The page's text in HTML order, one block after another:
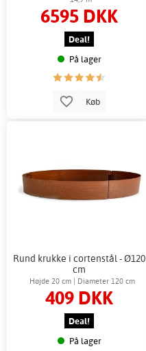
6595 DKK
Deal!
På lager
Køb
Rund krukke i cortenstål - Ø120
cm
Højde 20 cm | Diameter 120 cm
409 DKK
Deal!
På lager